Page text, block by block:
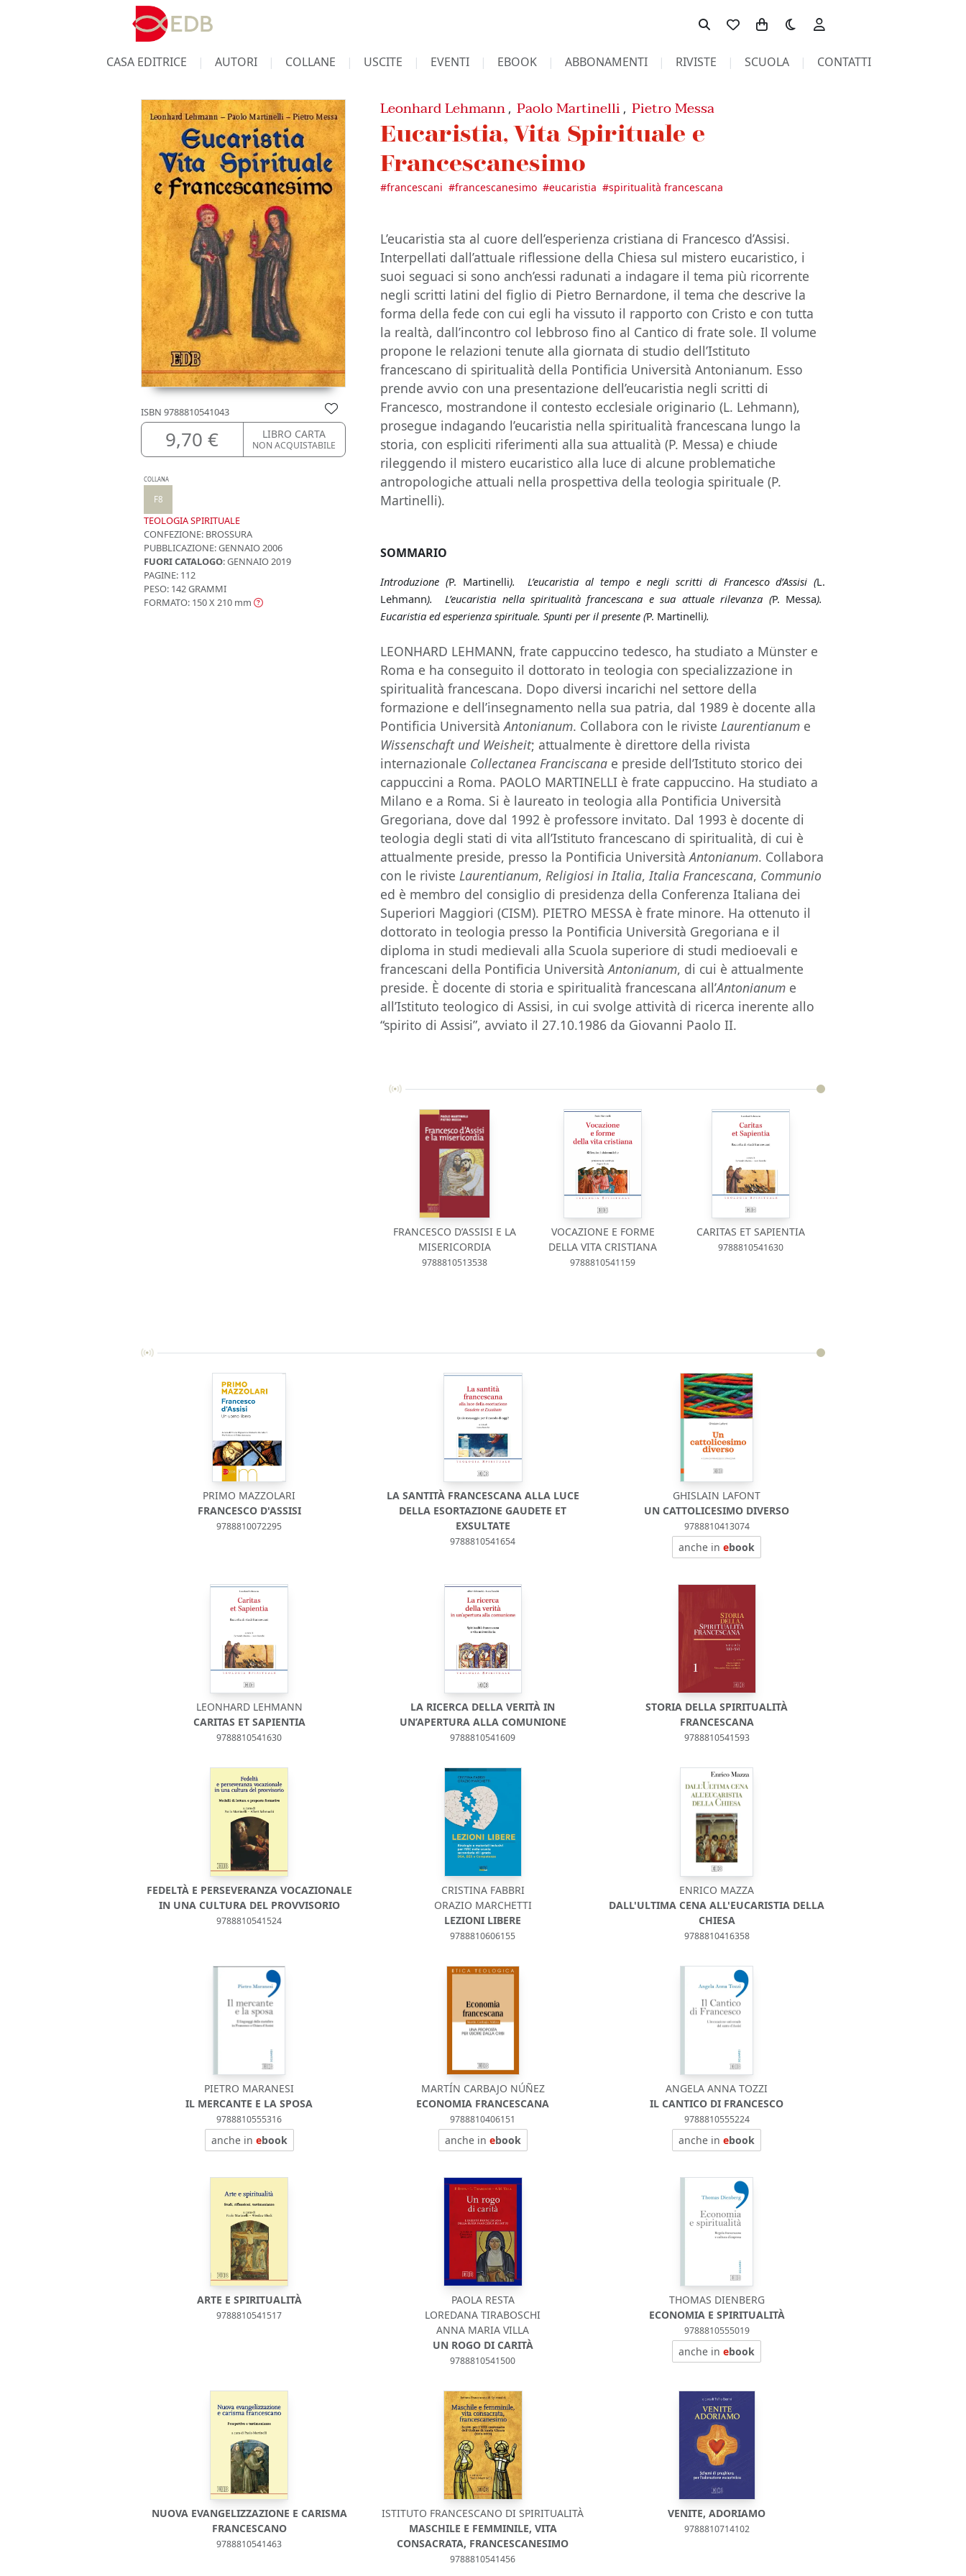
Toggle theme
CASA EDITRICE AUTORI COLLANE USCITE EVENTI EBOOK ABBONAMENTI RIVISTE SCUOLA CONTATTI
ISBN 9788810541043
9,70 € LIBRO CARTA
NON ACQUISTABILE
COLLANA
F8
TEOLOGIA SPIRITUALE
CONFEZIONE: BROSSURA
PUBBLICAZIONE:GENNAIO 2006
FUORI CATALOGO: GENNAIO 2019
PAGINE: 112
PESO: 142 GRAMMI
FORMATO: 150 X 210 mm
Leonhard Lehmann ,Paolo Martinelli ,Pietro Messa
Eucaristia, Vita Spirituale e
Francescanesimo
#francescani #francescanesimo #eucaristia #spiritualità francescana
L’eucaristia sta al cuore dell’esperienza cristiana di Francesco d’Assisi.
Interpellati dall’attuale riflessione della Chiesa sul mistero eucaristico, i
suoi seguaci si sono anch’essi radunati a indagare il tema più ricorrente
negli scritti latini del figlio di Pietro Bernardone, il tema che descrive la
forma della fede con cui egli ha vissuto il rapporto con Cristo e con tutta
la realtà, dall’incontro col lebbroso fino al Cantico di frate sole. Il volume
propone le relazioni tenute alla giornata di studio dell’Istituto
francescano di spiritualità della Pontificia Università Antonianum. Esso
prende avvio con una presentazione dell’eucaristia negli scritti di
Francesco, mostrandone il contesto ecclesiale originario (L. Lehmann),
prosegue indagando l’eucaristia nella spiritualità francescana lungo la
storia, con espliciti riferimenti alla sua attualità (P. Messa) e chiude
rileggendo il mistero eucaristico alla luce di alcune problematiche
antropologiche attuali nella prospettiva della teologia spirituale (P.
Martinelli).
SOMMARIO
Introduzione (P. Martinelli). L’eucaristia al tempo e negli scritti di Francesco d’Assisi (L.
Lehmann). L’eucaristia nella spiritualità francescana e sua attuale rilevanza (P. Messa).
Eucaristia ed esperienza spirituale. Spunti per il presente (P. Martinelli).
LEONHARD LEHMANN, frate cappuccino tedesco, ha studiato a Münster e
Roma e ha conseguito il dottorato in teologia con specializzazione in
spiritualità francescana. Dopo diversi incarichi nel settore della
formazione e dell’insegnamento nella sua patria, dal 1989 è docente alla
Pontificia UniversitàAntonianum. Collabora con le rivisteLaurentianum e
Wissenschaft und Weisheit; attualmente è direttore della rivista
internazionale Collectanea Franciscana e preside dell’Istituto storico dei
cappuccini a Roma. PAOLO MARTINELLI è frate cappuccino. Ha studiato a
Milano e a Roma. Si è laureato in teologia alla Pontificia Università
Gregoriana, dove dal 1992 è professore invitato. Dal 1993 è docente di
teologia degli stati di vita all’Istituto francescano di spiritualità, di cui è
attualmente preside, presso la Pontificia UniversitàAntonianum. Collabora
con le rivisteLaurentianum,Religiosi in Italia,Italia Francescana, Communio
ed è membro del consiglio di presidenza della Conferenza Italiana dei
Superiori Maggiori (CISM). PIETRO MESSA è frate minore. Ha ottenuto il
dottorato in teologia presso la Pontificia Università Gregoriana e il
diploma in studi medievali alla Scuola superiore di studi medioevali e
francescani della Pontificia UniversitàAntonianum, di cui è attualmente
preside. È docente di storia e spiritualità francescana all’Antonianum e
all’Istituto teologico di Assisi, in cui svolge attività di ricerca inerente allo
“spirito di Assisi”, avviato il 27.10.1986 da Giovanni Paolo II.
FRANCESCO D’ASSISI E LA
MISERICORDIA
9788810513538
VOCAZIONE E FORME
DELLA VITA CRISTIANA
9788810541159
CARITAS ET SAPIENTIA
9788810541630
PRIMO MAZZOLARI
FRANCESCO D'ASSISI
9788810072295
LA SANTITÀ FRANCESCANA ALLA LUCE
DELLA ESORTAZIONE GAUDETE ET
EXSULTATE
9788810541654
GHISLAIN LAFONT
UN CATTOLICESIMO DIVERSO
9788810413074
anche inebook
LEONHARD LEHMANN
CARITAS ET SAPIENTIA
9788810541630
LA RICERCA DELLA VERITÀ IN
UN’APERTURA ALLA COMUNIONE
9788810541609
STORIA DELLA SPIRITUALITÀ
FRANCESCANA
9788810541593
FEDELTÀ E PERSEVERANZA VOCAZIONALE
IN UNA CULTURA DEL PROVVISORIO
9788810541524
CRISTINA FABBRI
ORAZIO MARCHETTI
LEZIONI LIBERE
9788810606155
ENRICO MAZZA
DALL'ULTIMA CENA ALL'EUCARISTIA DELLA
CHIESA
9788810416358
PIETRO MARANESI
IL MERCANTE E LA SPOSA
9788810555316
anche in ebook
MARTÍN CARBAJO NÚÑEZ
ECONOMIA FRANCESCANA
9788810406151
anche in ebook
ANGELA ANNA TOZZI
IL CANTICO DI FRANCESCO
9788810555224
anche inebook
ARTE E SPIRITUALITÀ
9788810541517
PAOLA RESTA
LOREDANA TIRABOSCHI
ANNA MARIA VILLA
UN ROGO DI CARITÀ
9788810541500
THOMAS DIENBERG
ECONOMIA E SPIRITUALITÀ
9788810555019
anche inebook
NUOVA EVANGELIZZAZIONE E CARISMA
FRANCESCANO
9788810541463
ISTITUTO FRANCESCANO DI SPIRITUALITÀ
MASCHILE E FEMMINILE, VITA
CONSACRATA, FRANCESCANESIMO
9788810541456
VENITE, ADORIAMO
9788810714102